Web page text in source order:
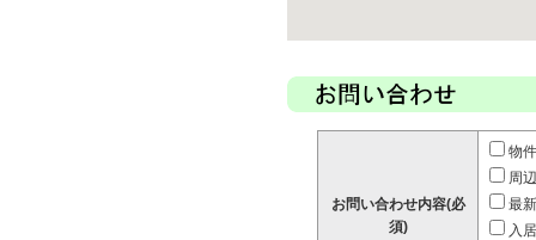
お問い合わせ内容(必
須)
物
周
最
入